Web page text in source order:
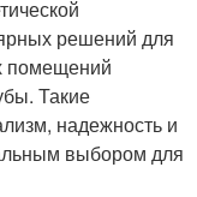
решений для
помещений
Такие
надежность и
выбором для